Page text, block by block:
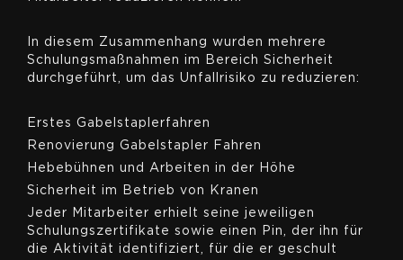
In diesem Zusammenhang wurden mehrere
Schulungsmaßnahmen im Bereich Sicherheit
durchgeführt, um das Unfallrisiko zu reduzieren:
Erstes Gabelstaplerfahren
Renovierung Gabelstapler Fahren
Hebebühnen und Arbeiten in der Höhe
Sicherheit im Betrieb von Kranen
Jeder Mitarbeiter erhielt seine jeweiligen
Schulungszertifikate sowie einen Pin, der ihn für
die Aktivität identifiziert, für die er geschult